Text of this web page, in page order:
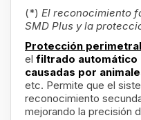
(*) El reconocimiento
SMD Plus y la
Protección perimetral
el filtrado automático
causadas por
etc. Permite que el
reconocimiento
mejorando la precisión